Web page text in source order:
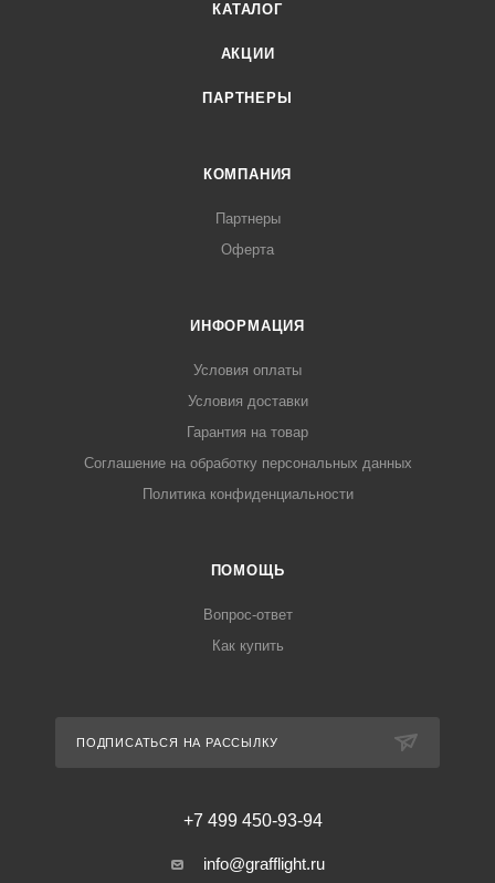
КАТАЛОГ
АКЦИИ
ПАРТНЕРЫ
КОМПАНИЯ
Партнеры
Оферта
ИНФОРМАЦИЯ
Условия оплаты
Условия доставки
Гарантия на товар
Соглашение на обработку персональных данных
Политика конфиденциальности
ПОМОЩЬ
Вопрос-ответ
Как купить
ПОДПИСАТЬСЯ НА РАССЫЛКУ
+7 499 450-93-94
info@grafflight.ru